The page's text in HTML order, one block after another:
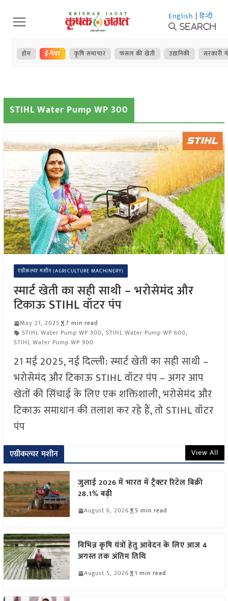
Skip
to
content
English | हिन्दी
Search
होम ई-पेपर कृषि समाचार फसल की खेती उद्यानिकी सरकारी
STIHL Water Pump WP 300
एग्रीकल्चर मशीन (AGRICULTURE MACHINERY)
स्मार्ट खेती का सही साथी – भरोसेमंद और
टिकाऊ STIHL वॉटर पंप
May 21, 2025
7 min read
STIHL Water Pump WP 300, STIHL Water Pump WP 600,
STIHL Water Pump WP 900
21 मई 2025, नई दिल्ली: स्मार्ट खेती का सही साथी –
भरोसेमंद और टिकाऊ STIHL वॉटर पंप – अगर आप
खेतों की सिंचाई के लिए एक शक्तिशाली, भरोसेमंद और
टिकाऊ समाधान की तलाश कर रहे हैं, तो STIHL वॉटर
पंप
एग्रीकल्चर मशीन View All
जुलाई 2026 में भारत में ट्रैक्टर रिटेल बिक्री
28.1% बढ़ी
August 6, 2026 5 min read
विभिन्न कृषि यंत्रों हेतु आवेदन के लिए आज 4
अगस्त तक अंतिम तिथि
August 5, 2026 1 min read